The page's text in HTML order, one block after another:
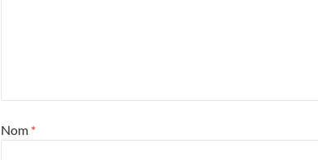
Nom *